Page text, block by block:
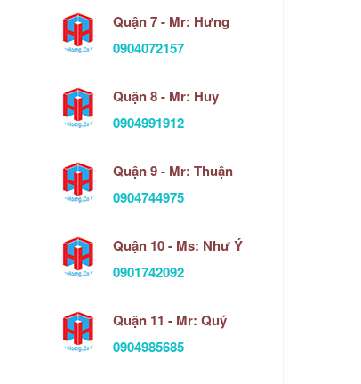
Quận 7 - Mr: Hưng
0904072157
Quận 8 - Mr: Huy
0904991912
Quận 9 - Mr: Thuận
0904744975
Quận 10 - Ms: Như Ý
0901742092
Quận 11 - Mr: Quý
0904985685